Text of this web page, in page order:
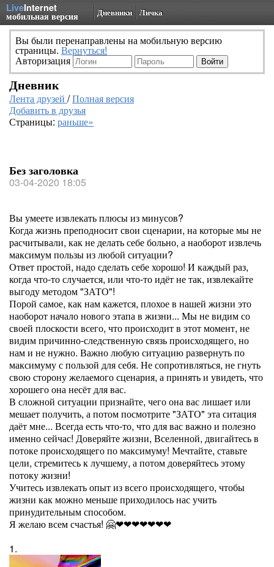
LiveInternet
мобильная версия Дневники Личка
Вы были перенаправлены на мобильную версию
страницы. Вернуться!
Авторизация
Дневник
Лента друзей /Полная версия
Добавить в друзья
Страницы: раньше»
Без заголовка
03-04-2020 18:05
Вы умеете извлекать плюсы из минусов?
Когда жизнь преподносит свои сценарии, на которые мы не
расчитывали, как не делать себе больно, а наоборот извлечь
максимум пользы из любой ситуации?
Ответ простой, надо сделать себе хорошо! И каждый раз,
когда что-то случается, или что-то идёт не так, извлекайте
выгоду методом "ЗАТО"!
Порой самое, как нам кажется, плохое в нашей жизни это
наоборот начало нового этапа в жизни... Мы не видим со
своей плоскости всего, что происходит в этот момент, не
видим причинно-следственную связь происходящего, но
нам и не нужно. Важно любую ситуацию развернуть по
максимуму с пользой для себя. Не сопротивляться, не гнуть
свою сторону желаемого сценария, а принять и увидеть, что
хорошего она несёт для вас.
В сложной ситуации признайте, чего она вас лишает или
мешает получить, а потом посмотрите "ЗАТО" эта ситация
даёт мне... Всегда есть что-то, что для вас важно и полезно
именно сейчас! Доверяйте жизни, Вселенной, двигайтесь в
потоке происходящего по максимуму! Мечтайте, ставьте
цели, стремитесь к лучшему, а потом доверяйтесь этому
потоку жизни!
Учитесь извлекать опыт из всего происходящего, чтобы
жизни как можно меньше приходилось нас учить
принудительным способом.
Я желаю всем счастья! 🤗❤❤❤❤❤❤❤
1.